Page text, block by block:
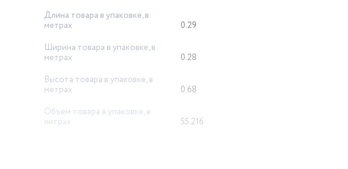
Длина товара в упаковке, в
метрах
0.29
Ширина товара в упаковке, в
метрах
0.28
Высота товара в упаковке, в
метрах
0.68
Объем товара в упаковке, в
литрах
55.216